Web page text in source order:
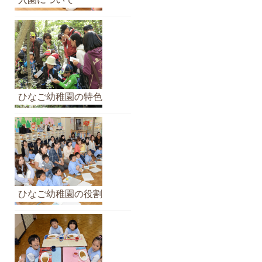
イ
ブ
ひなご幼稚園の特色
ひなご幼稚園の役割